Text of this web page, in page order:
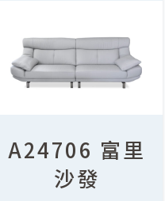
A24706 富里
沙發